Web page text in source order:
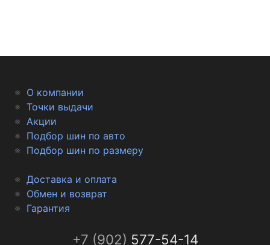
О компании
Точки выдачи
Акции
Подбор шин по авто
Подбор шин по размеру
Доставка и оплата
Обмен и возврат
Гарантия
+7 (902) 577-54-14